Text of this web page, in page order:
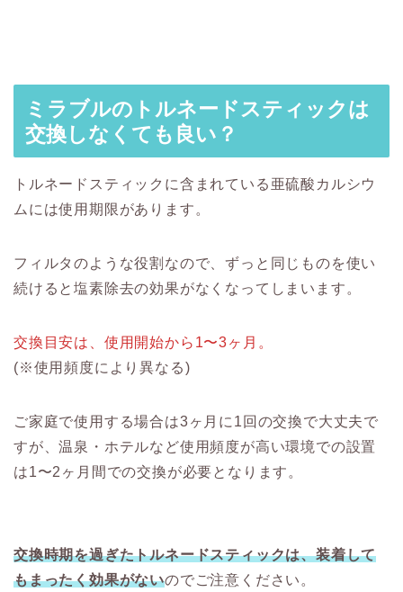
ミラブルのトルネードスティックは
交換しなくても良い？
トルネードスティックに含まれている亜硫酸カルシウ
ムには使用期限があります。
フィルタのような役割なので、ずっと同じものを使い
続けると塩素除去の効果がなくなってしまいます。
交換目安は、使用開始から1〜3ヶ月。
(※使用頻度により異なる)
ご家庭で使用する場合は3ヶ月に1回の交換で大丈夫で
すが、温泉・ホテルなど使用頻度が高い環境での設置
は1〜2ヶ月間での交換が必要となります。
交換時期を過ぎたトルネードスティックは、装着して
もまったく効果がないのでご注意ください。